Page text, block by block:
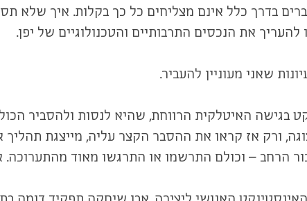
בדרך כלל אינם מצליחים כל כך בקלות. איך שלא
את הנכסים התרבותיים והטכנולוגיים של יפן.
שאני מעוניין להעביר.
בגישה האיטלקית הרווחת, שהיא לנסות ולהסביר
ורק אז קראו את ההסבר הקצר עליה, מייצגת
הרחב – וכולם התרשמו או התרגשו מאוד